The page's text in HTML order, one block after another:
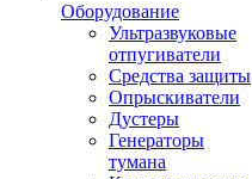
Оборудование
Ультразвуковые
отпугиватели
Средства защиты
Опрыскиватели
Дустеры
Генераторы
тумана